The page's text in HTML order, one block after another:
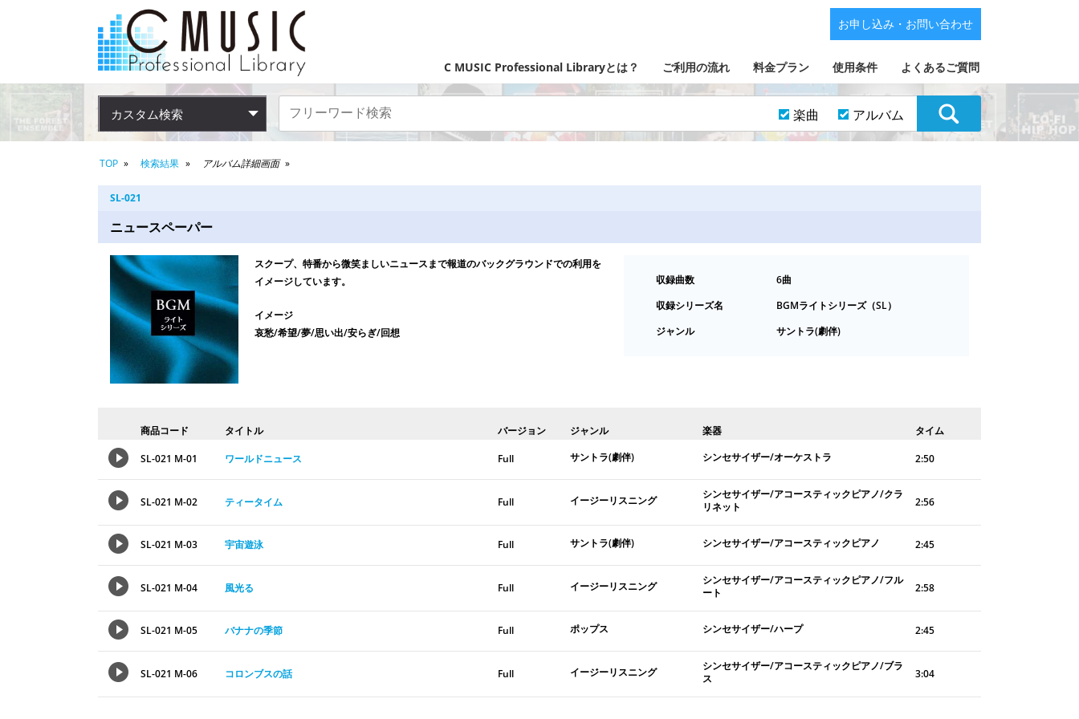
C MUSIC Professional Libraryとは？ ご利用の流れ 料金プラン 使用条件 よくあるご質問
お申し込み・お問い合わせ
カスタム検索 楽曲 アルバム
TOP 検索結果 アルバム詳細画面
SL-021
ニュースペーパー
スクープ、特番から微笑ましいニュースまで報道のバックグラウンドでの利用を
イメージしています。
イメージ
哀愁/希望/夢/思い出/安らぎ/回想
収録曲数
6曲
収録シリーズ名
BGMライトシリーズ（SL）
ジャンル
サントラ(劇伴)
商品コード タイトル バージョン ジャンル 楽器 タイム
SL-021 M-01 ワールドニュース Full サントラ(劇伴) シンセサイザー/オーケストラ 2:50
SL-021 M-02 ティータイム Full イージーリスニング
シンセサイザー/アコースティックピアノ/クラ
リネット
2:56
SL-021 M-03 宇宙遊泳 Full サントラ(劇伴) シンセサイザー/アコースティックピアノ 2:45
SL-021 M-04 風光る Full イージーリスニング
シンセサイザー/アコースティックピアノ/フル
ート
2:58
SL-021 M-05 バナナの季節 Full ポップス シンセサイザー/ハープ 2:45
SL-021 M-06 コロンブスの話 Full イージーリスニング
シンセサイザー/アコースティックピアノ/ブラ
ス
3:04